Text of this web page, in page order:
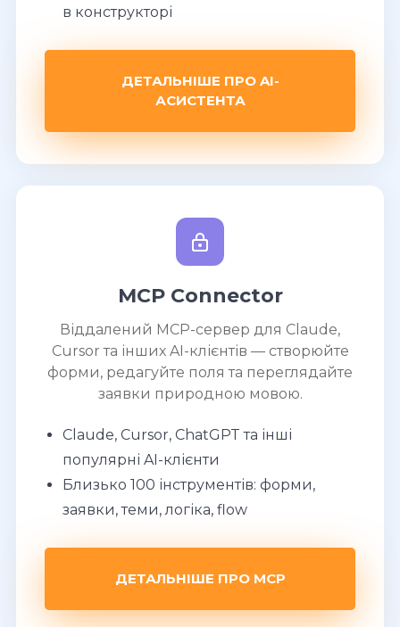
в конструкторі
ДЕТАЛЬНІШЕ ПРО AI-
АСИСТЕНТА
MCP Connector
Віддалений MCP-сервер для Claude,
Cursor та інших AI-клієнтів — створюйте
форми, редагуйте поля та переглядайте
заявки природною мовою.
Claude, Cursor, ChatGPT та інші
популярні AI-клієнти
Близько 100 інструментів: форми,
заявки, теми, логіка, flow
ДЕТАЛЬНІШЕ ПРО MCP